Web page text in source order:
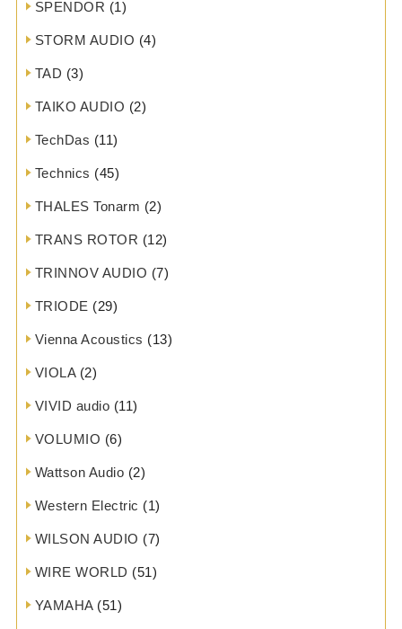
SPENDOR (1)
STORM AUDIO (4)
TAD (3)
TAIKO AUDIO (2)
TechDas (11)
Technics (45)
THALES Tonarm (2)
TRANS ROTOR (12)
TRINNOV AUDIO (7)
TRIODE (29)
Vienna Acoustics (13)
VIOLA(2)
VIVID audio (11)
VOLUMIO (6)
Wattson Audio (2)
Western Electric (1)
WILSON AUDIO (7)
WIRE WORLD (51)
YAMAHA(51)